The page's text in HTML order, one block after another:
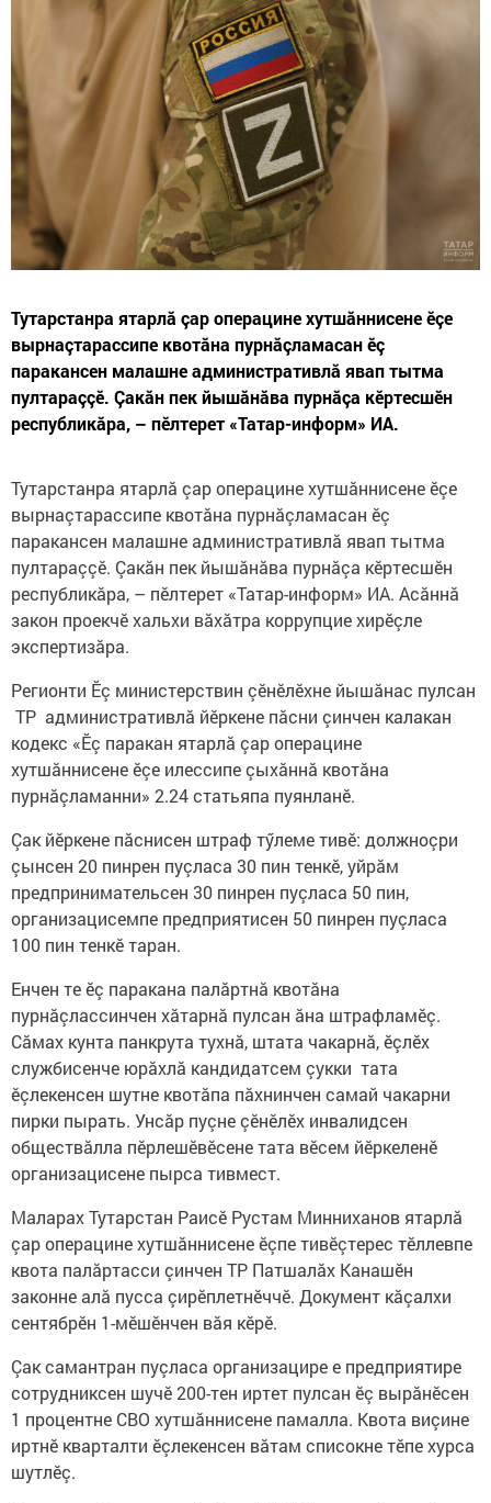
Тутарстанра ятарлӑ çар операцине хутшӑннисене ӗçе
вырнаçтарассипе квотӑна пурнӑçламасан ӗç
паракансен малашне административлӑ явап тытма
пултараççӗ. Çакăн пек йышăнăва пурнăçа кӗртесшӗн
республикăра, – пӗлтерет «Татар-информ» ИА.
Тутарстанра ятарлӑ çар операцине хутшӑннисене ӗçе
вырнаçтарассипе квотӑна пурнӑçламасан ӗç
паракансен малашне административлӑ явап тытма
пултараççӗ. Çакăн пек йышăнăва пурнăçа кӗртесшӗн
республикăра, – пӗлтерет «Татар-информ» ИА. Асăннă
закон проекчӗ хальхи вăхăтра коррупцие хирӗçле
экспертизăра.
Регионти Ӗç министерствин çӗнӗлӗхне йышăнас пулсан
ТР административлӑ йӗркене пӑсни çинчен калакан
кодекс «Ӗç паракан ятарлӑ çар операцине
хутшӑннисене ӗçе илессипе çыхăннă квотӑна
пурнăçламанни» 2.24 статьяпа пуянланӗ.
Çак йӗркене пăснисен штраф тӳлеме тивӗ: должноçри
çынсен 20 пинрен пуçласа 30 пин тенкӗ, уйрӑм
предпринимательсен 30 пинрен пуçласа 50 пин,
организацисемпе предприятисен 50 пинрен пуçласа
100 пин тенкӗ таран.
Енчен те ӗç паракана палӑртнӑ квотӑна
пурнӑçлассинчен хӑтарнă пулсан ăна штрафламӗç.
Сӑмах кунта панкрута тухнӑ, штата чакарнӑ, ӗçлӗх
службисенче юрăхлă кандидатсем çукки тата
ӗçлекенсен шутне квотăпа пăхнинчен самай чакарни
пирки пырать. Унсăр пуçне çӗнӗлӗх инвалидсен
обществӑлла пӗрлешӗвӗсене тата вӗсем йӗркеленӗ
организацисене пырса тивмест.
Маларах Тутарстан Раисӗ Рустам Минниханов ятарлӑ
çар операцине хутшӑннисене ӗçпе тивӗçтерес тӗллевпе
квота палăртасси çинчен ТР Патшалăх Канашӗн
законне алă пусса çирӗплетнӗччӗ. Документ кӑçалхи
сентябрӗн 1-мӗшӗнчен вӑя кӗрӗ.
Çак самантран пуçласа организацире е предприятире
сотрудниксен шучӗ 200-тен иртет пулсан ӗç вырăнӗсен
1 процентне СВО хутшӑннисене памалла. Квота виçине
иртнӗ кварталти ӗçлекенсен вӑтам списокне тӗпе хурса
шутлӗç.